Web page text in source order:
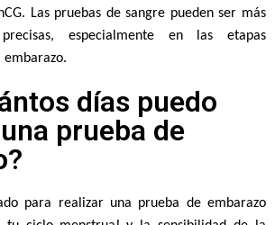
Las pruebas de sangre pueden ser más
especialmente en las etapas
días puedo
prueba de
para realizar una prueba de embarazo